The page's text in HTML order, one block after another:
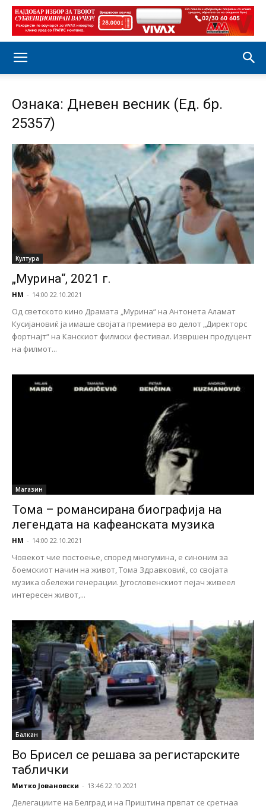
Ознака: Дневен весник (Ед. бр.
25357)
Култура
„Мурина“, 2021 г.
НМ - 14:00 22.10.2021
Од светското кино Драмата „Мурина“ на Антонета Аламат
Кусијановиќ ја имаше својата премиера во делот „Директорс
фортнајт“ на Канскиот филмски фестивал. Извршен продуцент
на филмот...
Магазин
Тома – романсирана биографија на
легендата на кафеанската музика
НМ - 14:00 22.10.2021
Човекот чие постоење, според многумина, е синоним за
боемскиот начин на живот, Тома Здравковиќ, со својата
музика обележи генерации. Југословенскиот пејач живеел
интересен живот,...
Балкан
Во Брисел се решава за регистарските
таблички
Митко Јовановски - 13:46 22.10.2021
Делегациите на Белград и на Приштина првпат се сретнаа